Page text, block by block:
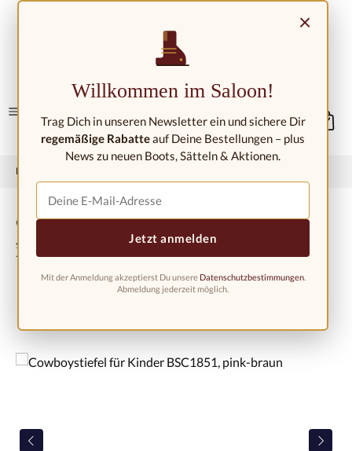
Home
Cowboystiefel für Kinder BSC1851,
pink-braun
Bildergalerie überspringen
×
Willkommen im Saloon!
Trag Dich in unseren Newsletter ein und sichere Dir
regemäßige Rabatteauf Deine Bestellungen – plus
News zu neuen Boots, Sätteln & Aktionen.
Jetzt anmelden
Mit der Anmeldung akzeptierst Du unsere Datenschutzbestimmungen.
Abmeldung jederzeit möglich.